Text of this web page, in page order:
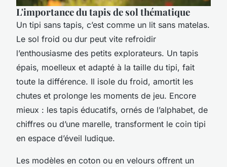
L'importance du tapis de sol thématique
Un tipi sans tapis, c’est comme un lit sans matelas.
Le sol froid ou dur peut vite refroidir
l’enthousiasme des petits explorateurs. Un tapis
épais, moelleux et adapté à la taille du tipi, fait
toute la différence. Il isole du froid, amortit les
chutes et prolonge les moments de jeu. Encore
mieux : les tapis éducatifs, ornés de l’alphabet, de
chiffres ou d’une marelle, transforment le coin tipi
en espace d’éveil ludique.
Les modèles en coton ou en velours offrent un